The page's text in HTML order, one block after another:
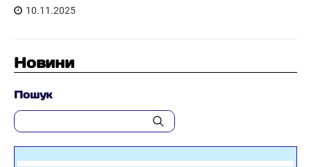
10.11.2025
Новини
Пошук